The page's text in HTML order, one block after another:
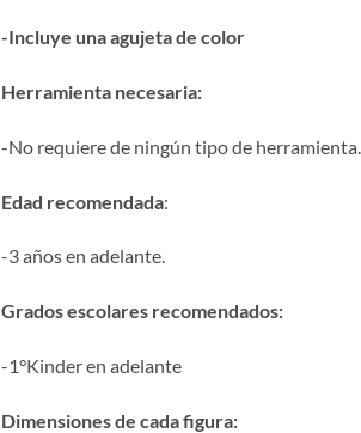
-Incluye una agujeta de color
Herramienta necesaria:
-No requiere de ningún tipo de herramienta.
Edad recomendada:
-3 años en adelante.
Grados escolares recomendados:
-1°Kinder en adelante
Dimensiones de cada figura: